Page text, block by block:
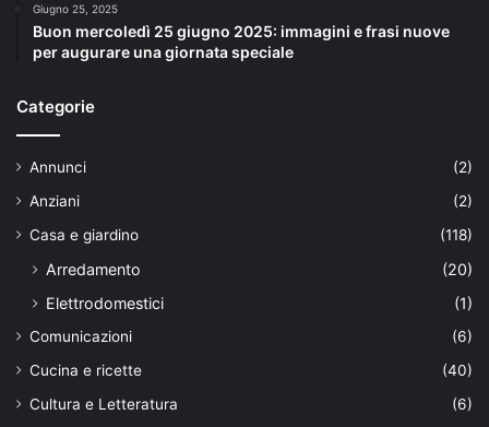
Giugno 25, 2025
Buon mercoledì 25 giugno 2025: immagini e frasi nuove
per augurare una giornata speciale
Categorie
Annunci
(2)
Anziani
(2)
Casa e giardino
(118)
Arredamento
(20)
Elettrodomestici
(1)
Comunicazioni
(6)
Cucina e ricette
(40)
Cultura e Letteratura
(6)